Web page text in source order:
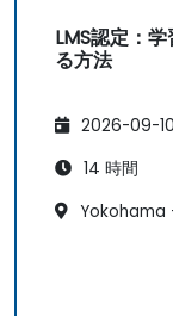
LMS認定：
る方法
2026-09-
14 時間
Yokohama